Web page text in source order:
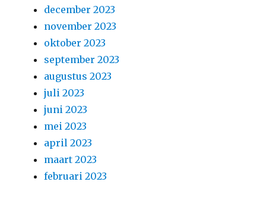
december 2023
november 2023
oktober 2023
september 2023
augustus 2023
juli 2023
juni 2023
mei 2023
april 2023
maart 2023
februari 2023